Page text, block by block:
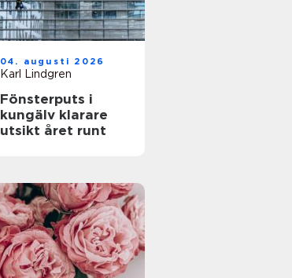
04. augusti 2026
Karl Lindgren
Fönsterputs i
kungälv klarare
utsikt året runt